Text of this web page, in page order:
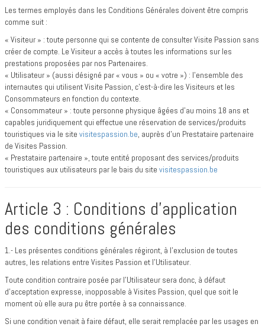
Les termes employés dans les Conditions Générales doivent être compris
comme suit :
« Visiteur » : toute personne qui se contente de consulter Visite Passion sans
créer de compte. Le Visiteur a accès à toutes les informations sur les
prestations proposées par nos Partenaires.
« Utilisateur » (aussi désigné par « vous » ou « votre ») : l'ensemble des
internautes qui utilisent Visite Passion, c’est-à-dire les Visiteurs et les
Consommateurs en fonction du contexte.
« Consommateur » : toute personne physique âgées d’au moins 18 ans et
capables juridiquement qui effectue une réservation de services/produits
touristiques via le site visitespassion.be, auprès d’un Prestataire partenaire
de Visites Passion.
« Prestataire partenaire », toute entité proposant des services/produits
touristiques aux utilisateurs par le bais du site visitespassion.be
Article 3 : Conditions d’application
des conditions générales
1.- Les présentes conditions générales régiront, à l’exclusion de toutes
autres, les relations entre Visites Passion et l’Utilisateur.
Toute condition contraire posée par l’Utilisateur sera donc, à défaut
d’acceptation expresse, inopposable à Visites Passion, quel que soit le
moment où elle aura pu être portée à sa connaissance.
Si une condition venait à faire défaut, elle serait remplacée par les usages en